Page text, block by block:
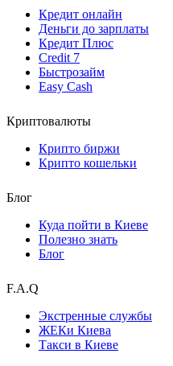
Кредит онлайн
Деньги до зарплаты
Кредит Плюс
Credit 7
Быстрозайм
Easy Cash
Криптовалюты
Крипто биржи
Крипто кошельки
Блог
Куда пойти в Киеве
Полезно знать
Блог
F.A.Q
Экстренные службы
ЖЕКи Киева
Такси в Киеве